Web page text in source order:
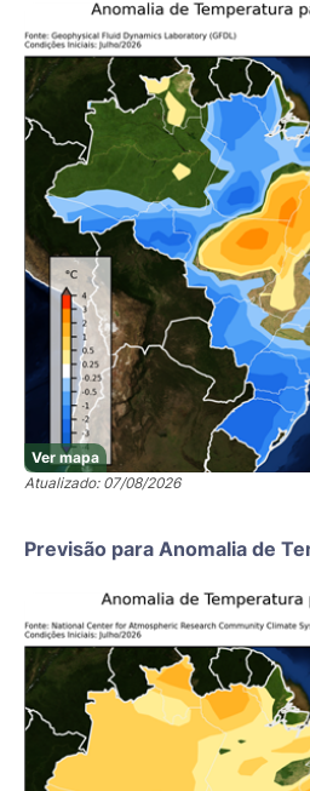
Ver mapa
Atualizado: 07/08/2026
Previsão para Anomalia de